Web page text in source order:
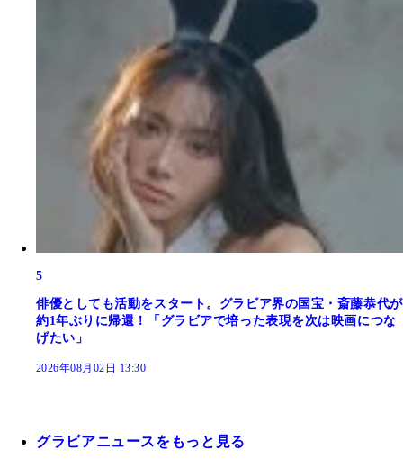
5
俳優としても活動をスタート。グラビア界の国宝・斎藤恭代が
約1年ぶりに帰還！「グラビアで培った表現を次は映画につな
げたい」
2026年08月02日 13:30
グラビアニュースをもっと見る